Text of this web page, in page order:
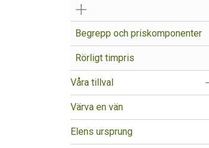
Visa/Göm undermeny
Begrepp och priskomponenter
Rörligt timpris
Våra tillval
Värva en vän
Elens ursprung